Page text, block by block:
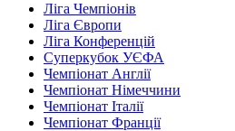
Ліга Чемпіонів
Ліга Європи
Ліга Конференцій
Суперкубок УЄФА
Чемпіонат Англії
Чемпіонат Німеччини
Чемпіонат Італії
Чемпіонат Франції